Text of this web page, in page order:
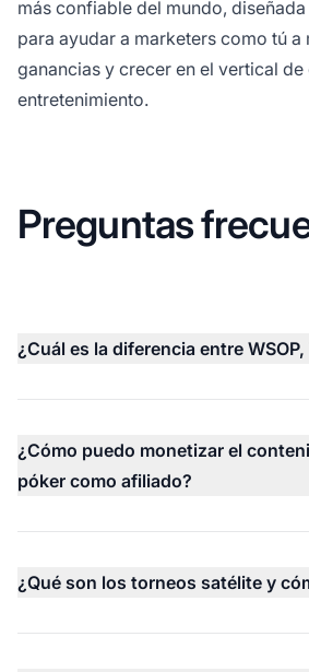
más confiable del mundo,
para ayudar a marketers como tú a
ganancias y crecer en el vertical
entretenimiento.
Preguntas
¿Cuál es la diferencia entre WSOP,
¿Cómo puedo monetizar el
póker como afiliado?
¿Qué son los torneos satélite y